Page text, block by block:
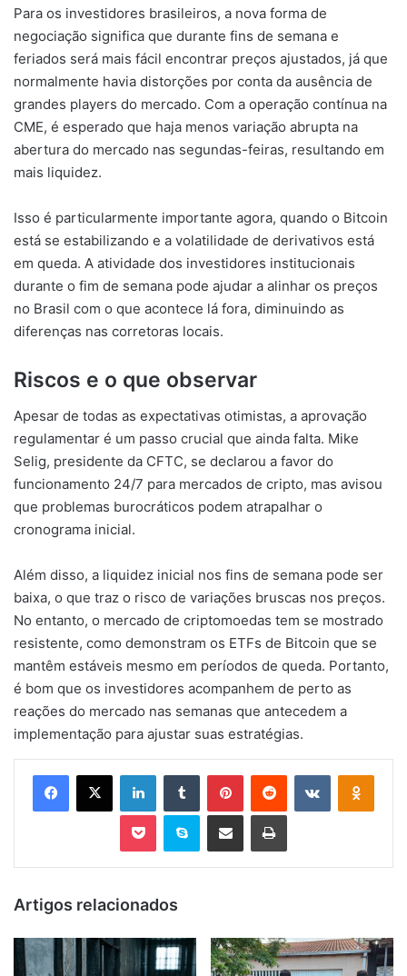
Para os investidores brasileiros, a nova forma de
negociação significa que durante fins de semana e
feriados será mais fácil encontrar preços ajustados, já que
normalmente havia distorções por conta da ausência de
grandes players do mercado. Com a operação contínua na
CME, é esperado que haja menos variação abrupta na
abertura do mercado nas segundas-feiras, resultando em
mais liquidez.
Isso é particularmente importante agora, quando o Bitcoin
está se estabilizando e a volatilidade de derivativos está
em queda. A atividade dos investidores institucionais
durante o fim de semana pode ajudar a alinhar os preços
no Brasil com o que acontece lá fora, diminuindo as
diferenças nas corretoras locais.
Riscos e o que observar
Apesar de todas as expectativas otimistas, a aprovação
regulamentar é um passo crucial que ainda falta. Mike
Selig, presidente da CFTC, se declarou a favor do
funcionamento 24/7 para mercados de cripto, mas avisou
que problemas burocráticos podem atrapalhar o
cronograma inicial.
Além disso, a liquidez inicial nos fins de semana pode ser
baixa, o que traz o risco de variações bruscas nos preços.
No entanto, o mercado de criptomoedas tem se mostrado
resistente, como demonstram os ETFs de Bitcoin que se
mantêm estáveis mesmo em períodos de queda. Portanto,
é bom que os investidores acompanhem de perto as
reações do mercado nas semanas que antecedem a
implementação para ajustar suas estratégias.
Facebook
X LinkedinTumblr PinterestReddit VK OK
Pocket Skype Compartilhar via e-mail Imprimir
Artigos relacionados